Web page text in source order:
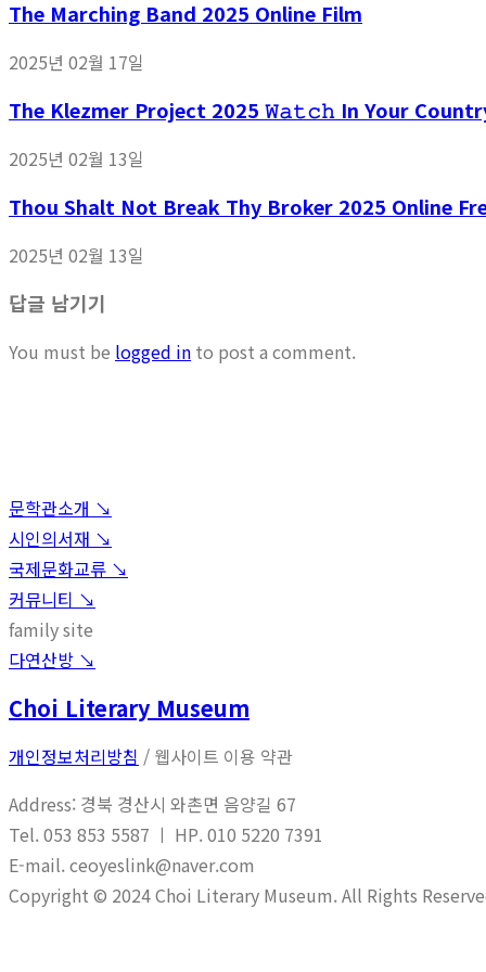
The Marching Band 2025 Online Film
2025년 02월 17일
The Klezmer Project 2025 𝚆𝚊𝚝𝚌𝚑 In Your
2025년 02월 13일
Thou Shalt Not Break Thy Broker 2025 Online
2025년 02월 13일
답글 남기기
You must be logged in to post a comment.
문학관소개 ↘︎
시인의서재 ↘︎
국제문화교류 ↘︎
커뮤니티 ↘︎
family site
다연산방 ↘︎
Choi Literary Museum
개인정보처리방침 / 웹사이트 이용 약관
Address: 경북 경산시 와촌면 음양길 67
Tel. 053 853 5587 ㅣ HP. 010 5220 7391
E-mail. ceoyeslink@naver.com
Copyright © 2024 Choi Literary Museum. All Rights